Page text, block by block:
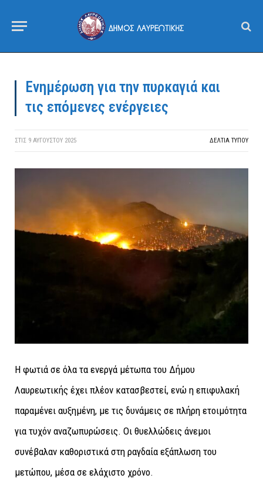
Ενημέρωση για την πυρκαγιά και
τις επόμενες ενέργειες
ΣΤΙΣ 9 ΑΥΓΟΎΣΤΟΥ 2025 ΔΕΛΤΙΑ ΤΥΠΟΥ
Η φωτιά σε όλα τα ενεργά μέτωπα του Δήμου
Λαυρεωτικής έχει πλέον κατασβεστεί, ενώ η επιφυλακή
παραμένει αυξημένη, με τις δυνάμεις σε πλήρη ετοιμότητα
για τυχόν αναζωπυρώσεις. Οι θυελλώδεις άνεμοι
συνέβαλαν καθοριστικά στη ραγδαία εξάπλωση του
μετώπου, μέσα σε ελάχιστο χρόνο.